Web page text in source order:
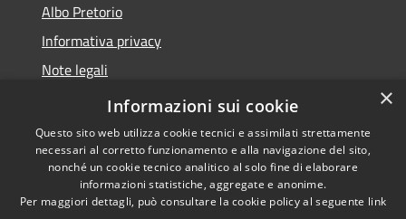
Albo Pretorio
Informativa privacy
Note legali
Dichiarazione di accessibilità
Accessibilità
Copyright © 2026 • Comune di
Castel Gandolfo • Powered by
×
Informazioni sui cookie
Questo sito web utilizza cookie tecnici e assimilati strettamente
necessari al corretto funzionamento e alla navigazione del sito,
nonché un cookie tecnico analitico al solo fine di elaborare
informazioni statistiche, aggregate e anonime.
Per maggiori dettagli, può consultare la cookie policy al seguente link